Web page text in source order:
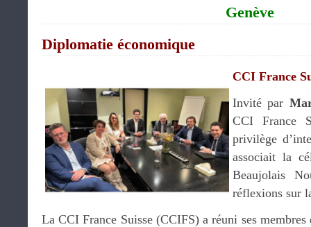
Genève
Diplomatie économique
CCI France
Invité par
CCI France
privilège
associait la
Beaujolais
réflexions sur
La CCI France Suisse (CCIFS) a réuni ses